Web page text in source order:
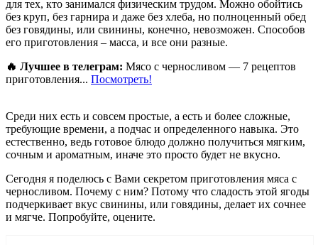
для тех, кто занимался физическим трудом. Можно обойтись
без круп, без гарнира и даже без хлеба, но полноценный обед
без говядины, или свинины, конечно, невозможен. Способов
его приготовления – масса, и все они разные.
🔥 Лучшее в телеграм: Мясо с черносливом — 7 рецептов
приготовления... Посмотреть!
Среди них есть и совсем простые, а есть и более сложные,
требующие времени, а подчас и определенного навыка. Это
естественно, ведь готовое блюдо должно получиться мягким,
сочным и ароматным, иначе это просто будет не вкусно.
Сегодня я поделюсь с Вами секретом приготовления мяса с
черносливом. Почему с ним? Потому что сладость этой ягоды
подчеркивает вкус свинины, или говядины, делает их сочнее
и мягче. Попробуйте, оцените.